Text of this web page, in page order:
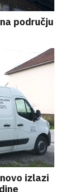
području
izlazi